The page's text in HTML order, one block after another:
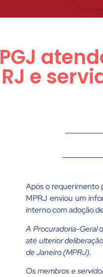
PGJ
RJ e
Após o requerimento
MPRJ enviou um
interno com adoção
A Procuradoria-Geral
até ulterior
de Janeiro (MPRJ).
Os membros e